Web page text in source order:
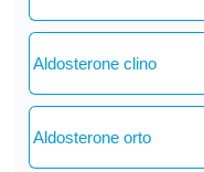
Aldosterone clino
Aldosterone orto